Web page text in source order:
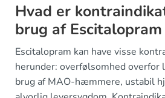
Hvad er
brug af Escitalopram
Escitalopram kan have visse
herunder: overfølsomhed
brug af MAO-hæmmere, ustabil